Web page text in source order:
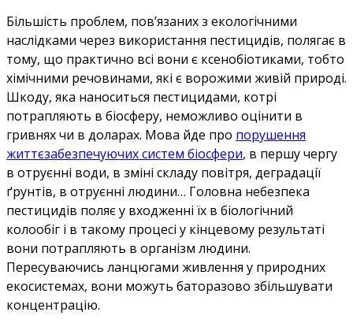
Більшість проблем, пов’язаних з екологічними
наслідками через використання пестицидів, полягає в
тому, що практично всі вони є ксенобіотиками, тобто
хімічними речовинами, які є ворожими живій природі.
Шкоду, яка наноситься пестицидами, котрі
потрапляють в біосферу, неможливо оцінити в
гривнях чи в доларах. Мова йде про порушення
життєзабезпечуючих систем біосфери, в першу чергу
в отруєнні води, в зміні складу повітря, деградації
ґрунтів, в отруєнні людини… Головна небезпека
пестицидів поляє у входженні їх в біологічний
колообіг і в такому процесі у кінцевому результаті
вони потрапляють в організм людини.
Пересуваючись ланцюгами живлення у природних
екосистемах, вони можуть баторазово збільшувати
концентрацію.